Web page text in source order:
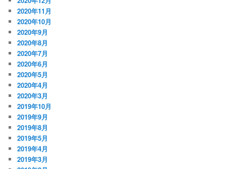
2020年11月
2020年10月
2020年9月
2020年8月
2020年7月
2020年6月
2020年5月
2020年4月
2020年3月
2019年10月
2019年9月
2019年8月
2019年5月
2019年4月
2019年3月